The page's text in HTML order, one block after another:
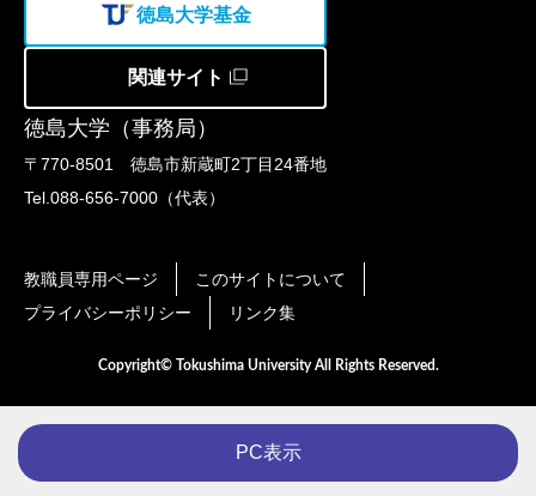
徳島大学（事務局）
〒770-8501 徳島市新蔵町2丁目24番地
Tel.088-656-7000（代表）
徳島大学基金
関連サイト
教職員専用ページ
このサイトについて
プライバシーポリシー
リンク集
Copyright© Tokushima University All Rights Reserved.
PC表示